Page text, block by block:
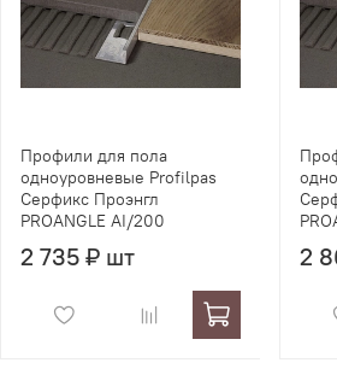
Профили для пола
одноуровневые Profilpas
Серфикс Проэнгл
PROANGLE AI/200
2 735 ₽ шт 2